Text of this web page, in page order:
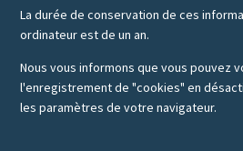
La durée de conservation de ces
ordinateur est de un an.
Nous vous informons que vous pouvez
l'enregistrement de "cookies" en
les paramètres de votre navigateur.